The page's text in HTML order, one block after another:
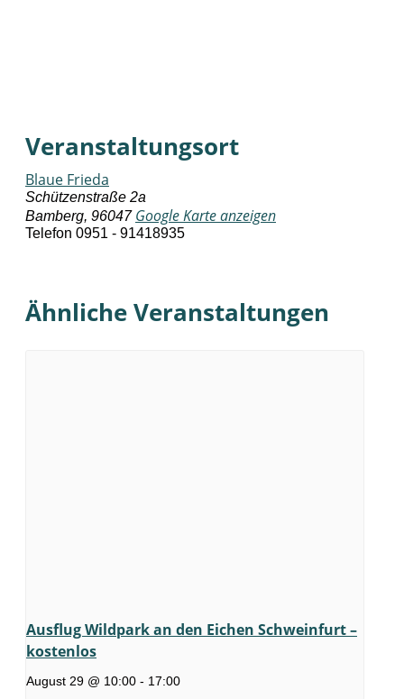
Veranstaltungsort
Blaue Frieda
Schützenstraße 2a
Bamberg, 96047 Google Karte anzeigen
Telefon 0951 - 91418935
Ähnliche Veranstaltungen
Ausflug Wildpark an den Eichen Schweinfurt –
kostenlos
August 29 @ 10:00 - 17:00